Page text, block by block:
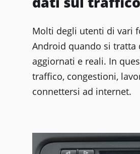
Molti degli utenti di vari
Android quando si tratta
aggiornati e reali. In
traffico, congestioni,
connettersi ad internet.